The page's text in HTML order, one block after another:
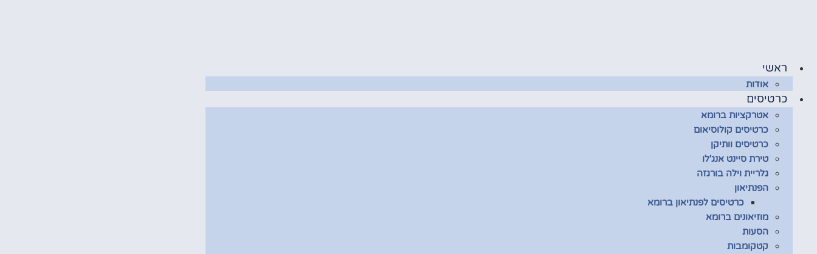
ראשי
אודות
כרטיסים
אטרקציות ברומא
כרטיסים קולוסיאום
כרטיסים וותיקן
טירת סיינט אנג'לו
גלריית וילה בורגזה
הפנתיאון
כרטיסים לפנתיאון ברומא
מוזיאונים ברומא
הסעות
קטקומבות